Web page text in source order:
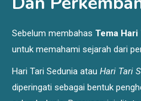
Sebelum membahas Tema
untuk memahami sejarah dari
Hari Tari Sedunia atau Hari Tari
diperingati sebagai bentuk